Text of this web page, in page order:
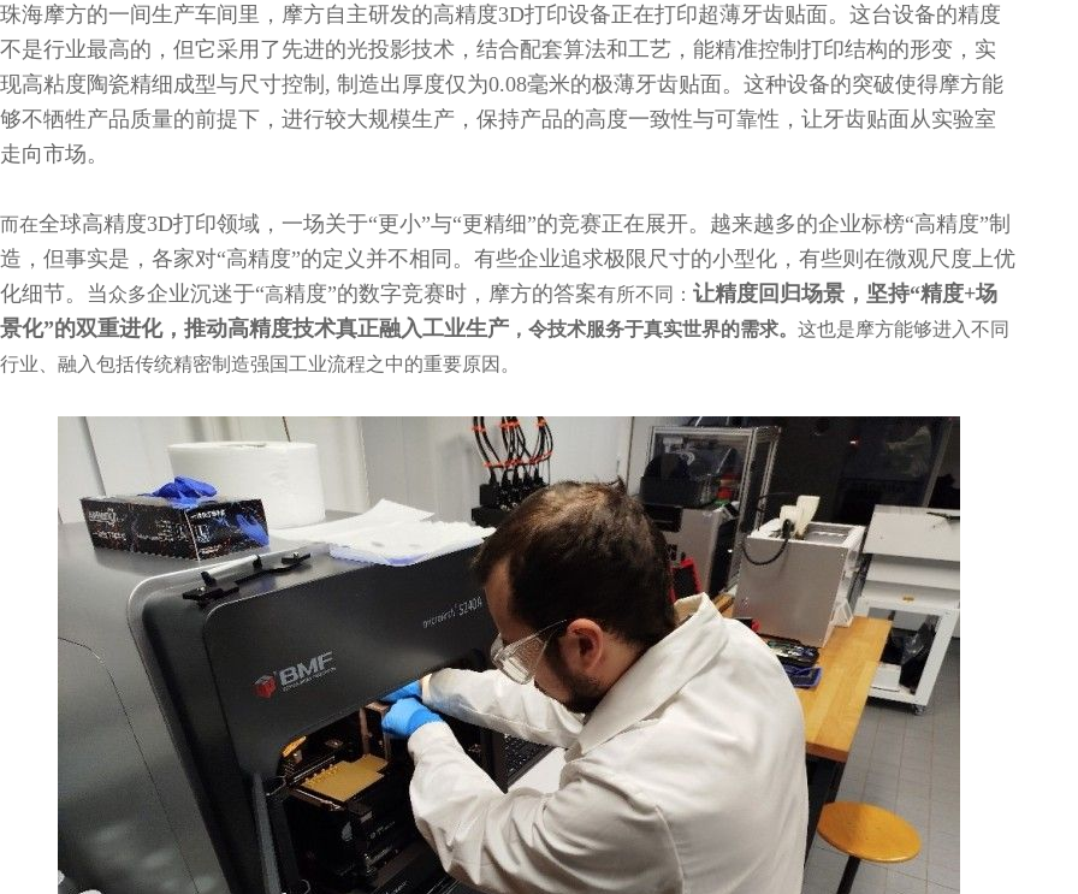
珠海摩方的一间生产车间里，摩方自主研发的高精度3D打印设备正在打印超薄牙齿贴面。这台设备的精度
不是行业最高的，但它采用了先进的光投影技术，结合配套算法和工艺，能精准控制打印结构的形变，实
现高粘度陶瓷精细成型与尺寸控制, 制造出厚度仅为0.08毫米的极薄牙齿贴面。这种设备的突破使得摩方能
够不牺牲产品质量的前提下，进行较大规模生产，保持产品的高度一致性与可靠性，让牙齿贴面从实验室
走向市场。
而在全球高精度3D打印领域，一场关于“更小”与“更精细”的竞赛正在展开。越来越多的企业标榜“高精度”制
造，但事实是，各家对“高精度”的定义并不相同。有些企业追求极限尺寸的小型化，有些则在微观尺度上优
化细节。当众多企业沉迷于“高精度”的数字竞赛时，摩方的答案有所不同：让精度回归场景，坚持“精度+场
景化”的双重进化，推动高精度技术真正融入工业生产 ，令技术服务于真实世界的需求。这也是摩方能够进入不同
行业、融入包括传统精密制造强国工业流程之中的重要原因。